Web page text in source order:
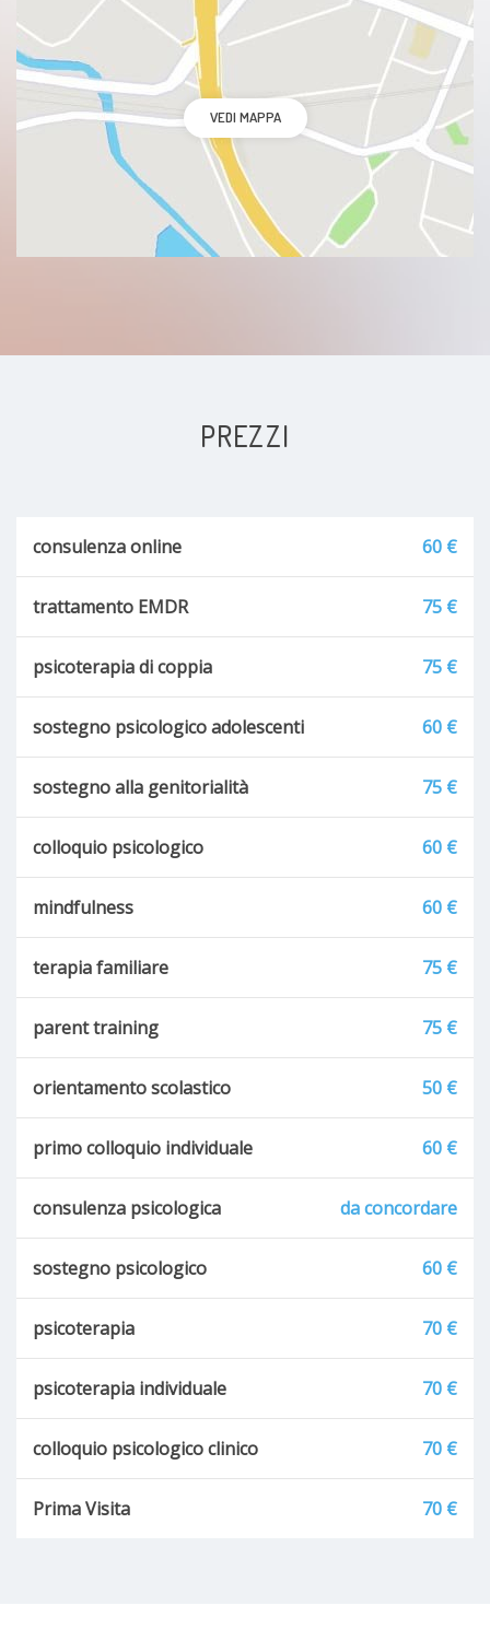
VEDI MAPPA
PREZZI
consulenza online 60 €
trattamento EMDR 75 €
psicoterapia di coppia 75 €
sostegno psicologico adolescenti 60 €
sostegno alla genitorialità 75 €
colloquio psicologico 60 €
mindfulness 60 €
terapia familiare 75 €
parent training 75 €
orientamento scolastico 50 €
primo colloquio individuale 60 €
consulenza psicologica da concordare
sostegno psicologico 60 €
psicoterapia 70 €
psicoterapia individuale 70 €
colloquio psicologico clinico 70 €
Prima Visita 70 €